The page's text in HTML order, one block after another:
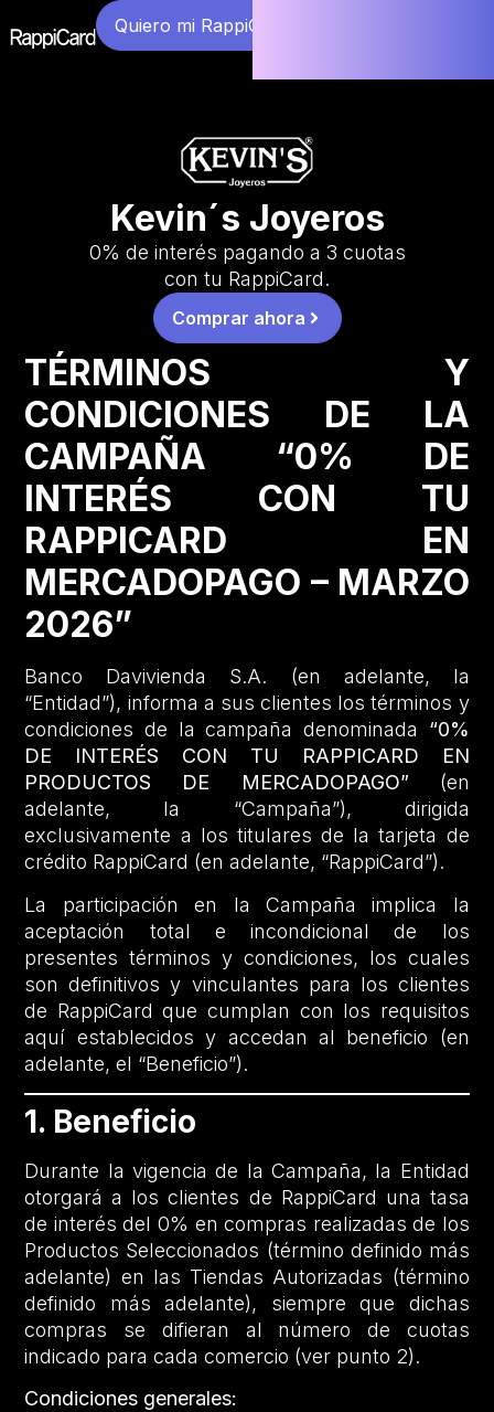
Quiero mi RappiCard
Kevin´s Joyeros
0% de interés pagando a 3 cuotas
con tu RappiCard.
Comprar ahora
TÉRMINOS Y
CONDICIONES DE LA
CAMPAÑA “0% DE
INTERÉS CON TU
RAPPICARD EN
MERCADOPAGO – MARZO
2026”
Banco Davivienda S.A. (en adelante, la
“Entidad”), informa a sus clientes los términos y
condiciones de la campaña denominada “0%
DE INTERÉS CON TU RAPPICARD EN
PRODUCTOS DE MERCADOPAGO” (en
adelante, la “Campaña”), dirigida
exclusivamente a los titulares de la tarjeta de
crédito RappiCard (en adelante, “RappiCard”).
La participación en la Campaña implica la
aceptación total e incondicional de los
presentes términos y condiciones, los cuales
son definitivos y vinculantes para los clientes
de RappiCard que cumplan con los requisitos
aquí establecidos y accedan al beneficio (en
adelante, el “Beneficio”).
1. Beneficio
Durante la vigencia de la Campaña, la Entidad
otorgará a los clientes de RappiCard una tasa
de interés del 0% en compras realizadas de los
Productos Seleccionados (término definido más
adelante) en las Tiendas Autorizadas (término
definido más adelante), siempre que dichas
compras se difieran al número de cuotas
indicado para cada comercio (ver punto 2).
Condiciones generales: